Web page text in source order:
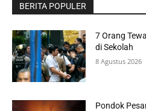
BERITA POPULER
7 Orang
di Sekolah
8 Agustus 2026
Pondok